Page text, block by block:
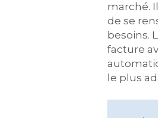
marché.
de se
besoins.
facture
le plus